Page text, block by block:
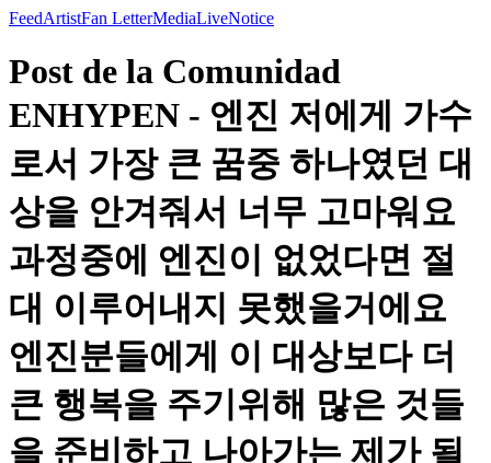
FeedArtistFan LetterMediaLiveNotice
Post de la Comunidad
ENHYPEN - 엔진 저에게 가수
로서 가장 큰 꿈중 하나였던 대
상을 안겨줘서 너무 고마워요
과정중에 엔진이 없었다면 절
대 이루어내지 못했을거에요
엔진분들에게 이 대상보다 더
큰 행복을 주기위해 많은 것들
을 준비하고 나아가는 제가 될